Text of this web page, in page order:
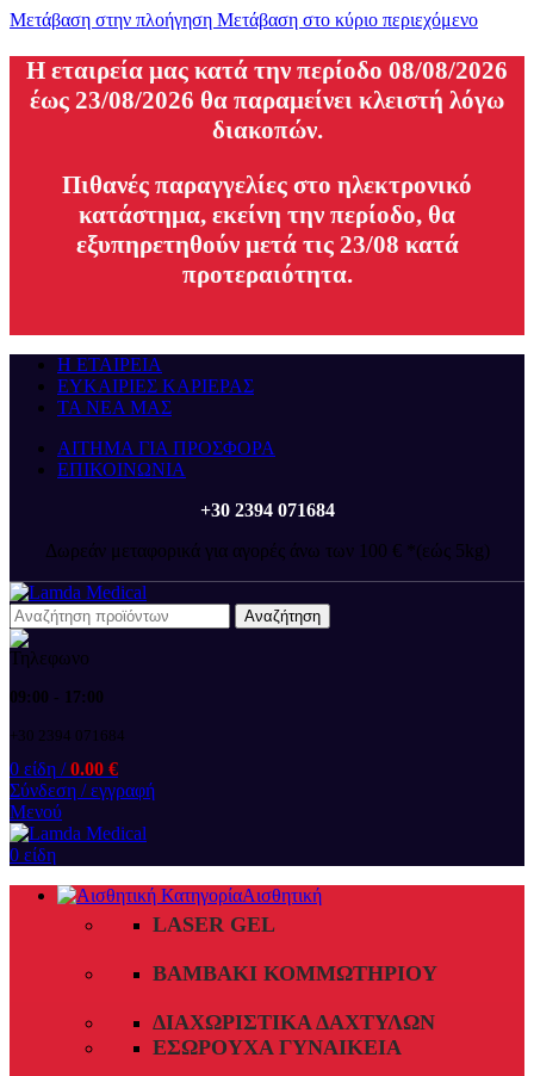
Μετάβαση στην πλοήγηση Μετάβαση στο κύριο περιεχόμενο
H εταιρεία μας κατά την περίοδο 08/08/2026
έως 23/08/2026 θα παραμείνει κλειστή λόγω
διακοπών.
Πιθανές παραγγελίες στο ηλεκτρονικό
κατάστημα, εκείνη την περίοδο, θα
εξυπηρετηθούν μετά τις 23/08 κατά
προτεραιότητα.
Η ΕΤΑΙΡΕΙΑ
ΕΥΚΑΙΡΙΕΣ ΚΑΡΙΕΡΑΣ
ΤΑ ΝΕΑ ΜΑΣ
ΑΙΤΗΜΑ ΓΙΑ ΠΡΟΣΦΟΡΑ
ΕΠΙΚΟΙΝΩΝΙΑ
+30 2394 071684
Δωρεάν μεταφορικά για αγορές άνω των 100 € *(εώς 5kg)
Αναζήτηση
09:00 - 17:00
+30 2394 071684
0 είδη / 0.00 €
Σύνδεση / εγγραφή
Μενού
0 είδη
Αισθητική
LASER GEL
ΒΑΜΒΆΚΙ ΚΟΜΜΩΤΗΡΊΟΥ
ΔΙΑΧΩΡΙΣΤΙΚΆ ΔΑΧΤΎΛΩΝ
ΕΣΏΡΟΥΧΑ ΓΥΝΑΙΚΕΊΑ